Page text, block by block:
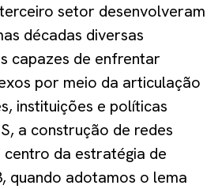
setor desenvolveram
décadas diversas
capazes de enfrentar
por meio da articulação
instituições e políticas
a construção de redes
da estratégia de
quando adotamos o lema